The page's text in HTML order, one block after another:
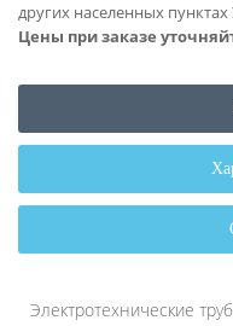
других населенных
Цены при заказе
Электротехнические